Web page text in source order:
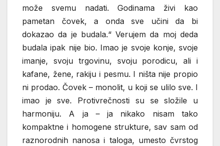
može svemu nadati. Godinama živi kao
pametan čovek, a onda sve učini da bi
dokazao da je budala.“ Verujem da moj deda
budala ipak nije bio. Imao je svoje konje, svoje
imanje, svoju trgovinu, svoju porodicu, ali i
kafane, žene, rakiju i pesmu. I ništa nije propio
ni prodao. Čovek – monolit, u koji se ulilo sve. I
imao je sve. Protivrečnosti su se složile u
harmoniju. A ja – ja nikako nisam tako
kompaktne i homogene strukture, sav sam od
raznorodnih nanosa i taloga, umesto čvrstog